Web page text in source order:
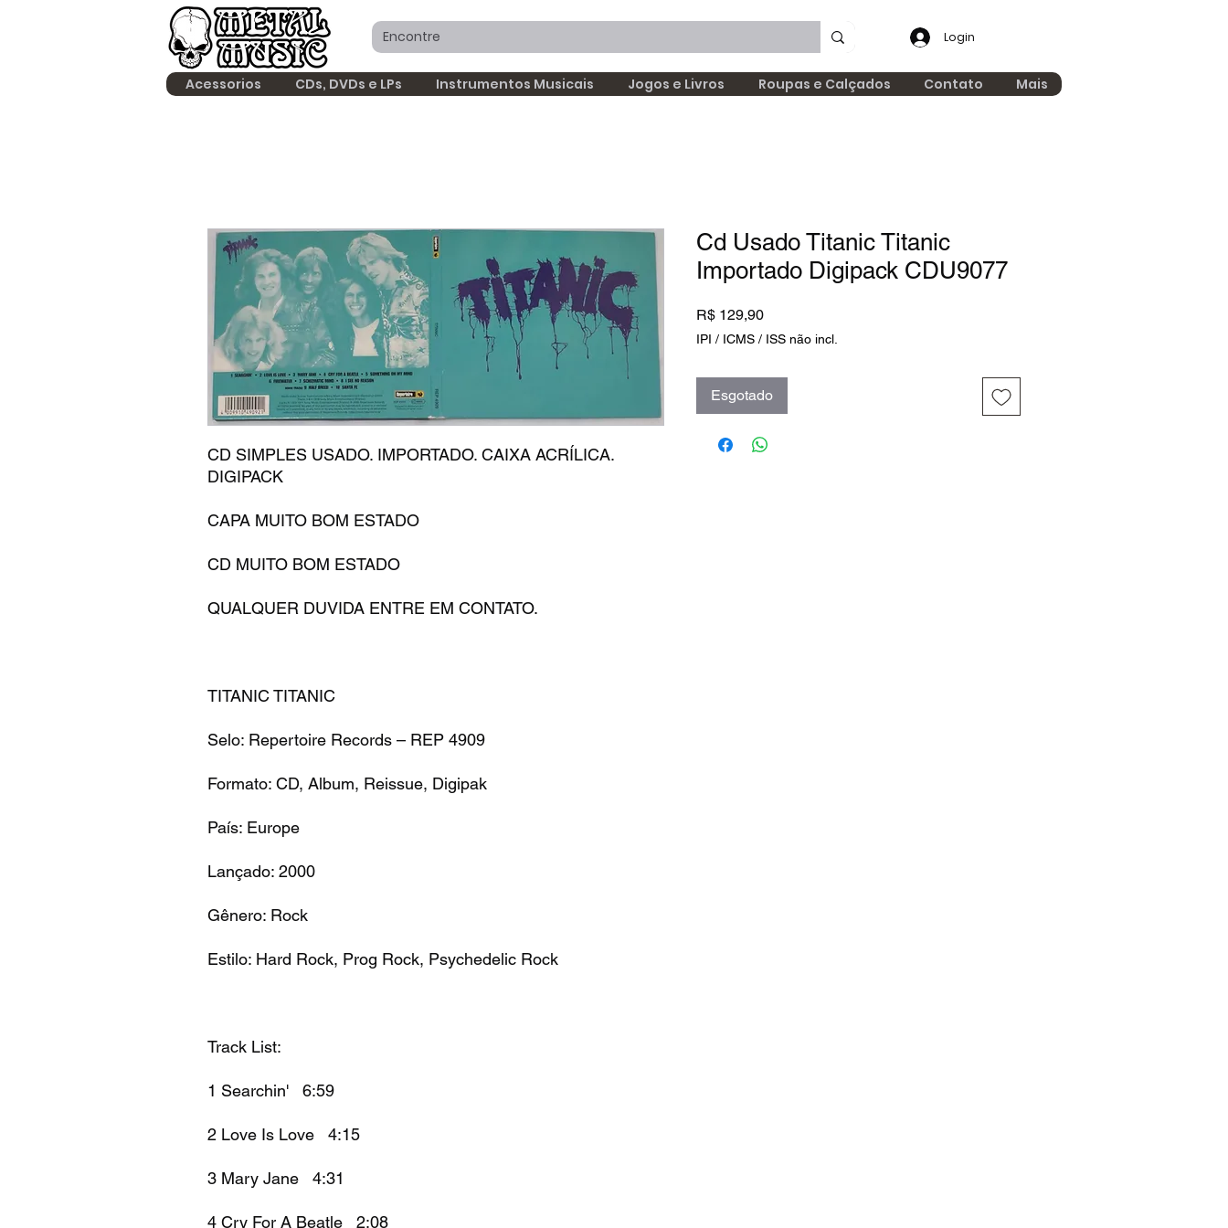
Login
Acessorios CDs, DVDs e LPs Instrumentos Musicais Jogos e Livros Roupas e Calçados Contato Mais
CD SIMPLES USADO. IMPORTADO. CAIXA ACRÍLICA.
DIGIPACK
CAPA MUITO BOM ESTADO
CD MUITO BOM ESTADO
QUALQUER DUVIDA ENTRE EM CONTATO.
TITANIC TITANIC
Selo: Repertoire Records – REP 4909
Formato: CD, Album, Reissue, Digipak
País: Europe
Lançado: 2000
Gênero: Rock
Estilo: Hard Rock, Prog Rock, Psychedelic Rock
Track List:
1 Searchin' 6:59
2 Love Is Love 4:15
3 Mary Jane 4:31
4 Cry For A Beatle 2:08
Cd Usado Titanic Titanic
Importado Digipack CDU9077
R$ 129,90Preço
IPI / ICMS / ISS não incl.
Esgotado